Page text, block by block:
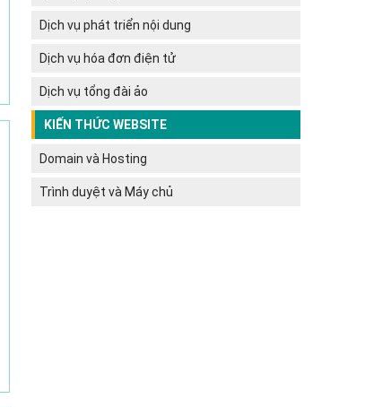
Dịch vụ phát triển nội dung
Dịch vụ hóa đơn điện tử
Dịch vụ tổng đài ảo
KIẾN THỨC WEBSITE
Domain và Hosting
Trình duyệt và Máy chủ